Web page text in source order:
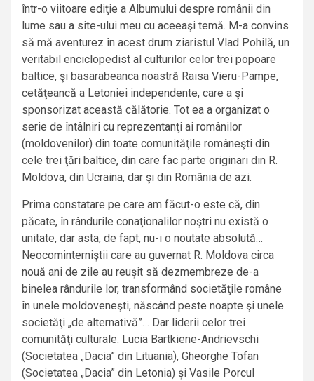
într-o viitoare ediţie a Albumului despre românii din
lume sau a site-ului meu cu aceeaşi temă. M-a convins
să mă aventurez în acest drum ziaristul Vlad Pohilă, un
veritabil enciclopedist al culturilor celor trei popoare
baltice, şi basarabeanca noastră Raisa Vieru-Pampe,
cetăţeancă a Letoniei independente, care a şi
sponsorizat această călătorie. Tot ea a organizat o
serie de întâlniri cu reprezentanţi ai românilor
(moldovenilor) din toate comunităţile româneşti din
cele trei ţări baltice, din care fac parte originari din R.
Moldova, din Ucraina, dar şi din România de azi.
Prima constatare pe care am făcut-o este că, din
păcate, în rândurile conaţionalilor noştri nu există o
unitate, dar asta, de fapt, nu-i o noutate absolută…
Neocominterniştii care au guvernat R. Moldova circa
nouă ani de zile au reuşit să dezmembreze de-a
binelea rândurile lor, transformând societăţile române
în unele moldoveneşti, născând peste noapte şi unele
societăţi „de alternativă”… Dar liderii celor trei
comunităţi culturale: Lucia Bartkiene-Andrievschi
(Societatea „Dacia” din Lituania), Gheorghe Tofan
(Societatea „Dacia” din Letonia) şi Vasile Porcul